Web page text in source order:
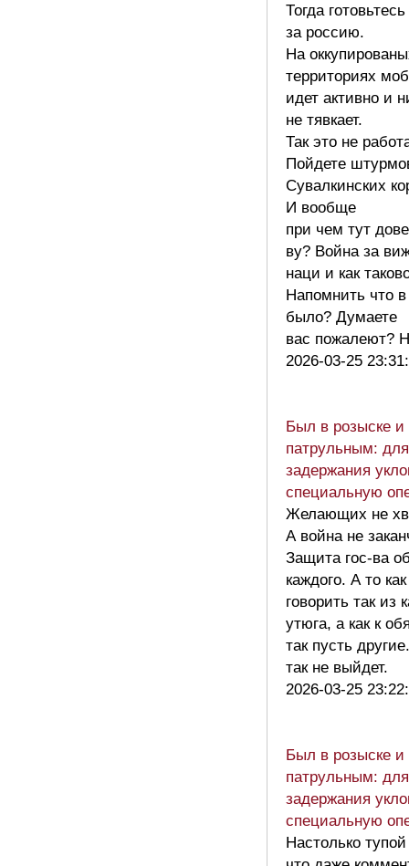
Тогда
за россию.
На
территориях
идет активно и
не тявкает.
Так это не
Пойдете
Сувалкинских
И вообще
при чем тут
ву? Война за
наци и как
Напомнить что
было? Думаете
вас пожалеют?
2026-03-25
Был в розыске и
патрульным: для
задержания
специальную
Желающих не
А война не
Защита гос-ва
каждого. А то
говорить так из
утюга, а как к
так пусть
так не выйдет.
2026-03-25
Был в розыске и
патрульным: для
задержания
специальную
Настолько